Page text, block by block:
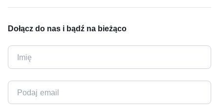
Dołącz do nas i bądź na bieżąco